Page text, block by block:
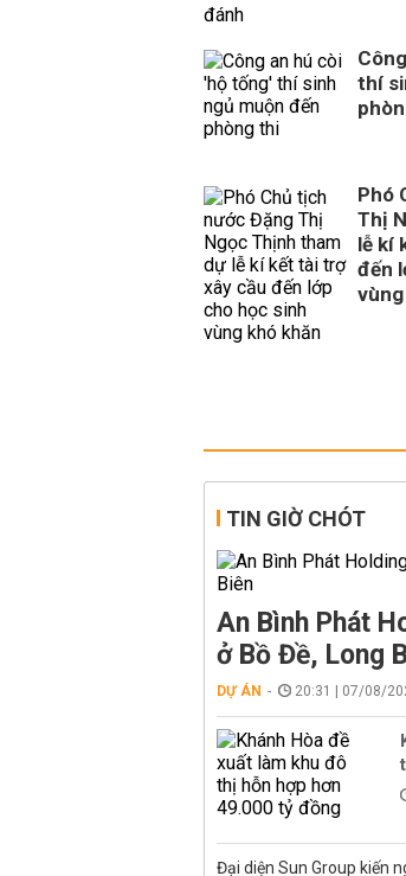
thí
Phó
Thị
lễ kí
đến
TIN GIỜ CHÓT
An Bình Phát
ở Bồ Đề, Long
DỰ ÁN 20:31 | 07/08/
Đại diện Sun Group kiến